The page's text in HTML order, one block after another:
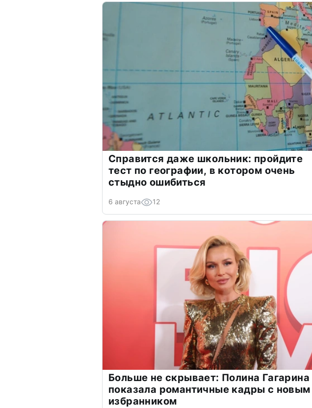
Справится даже школьник: пройдите
тест по географии, в котором очень
стыдно ошибиться
6 августа 12
Больше не скрывает: Полина Гагарина
показала романтичные кадры с новым
избранником